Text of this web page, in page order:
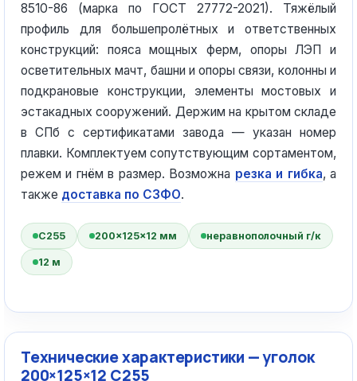
8510-86 (марка по ГОСТ 27772-2021). Тяжёлый
профиль для большепролётных и ответственных
конструкций: пояса мощных ферм, опоры ЛЭП и
осветительных мачт, башни и опоры связи, колонны и
подкрановые конструкции, элементы мостовых и
эстакадных сооружений. Держим на крытом складе
в СПб с сертификатами завода — указан номер
плавки. Комплектуем сопутствующим сортаментом,
режем и гнём в размер. Возможна резка и гибка, а
также доставка по СЗФО.
С255 200×125×12 мм неравнополочный г/к
12 м
Технические характеристики — уголок
200×125×12 С255